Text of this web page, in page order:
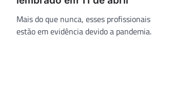
Mais do que nunca, esses profissionais
estão em evidência devido a pandemia.